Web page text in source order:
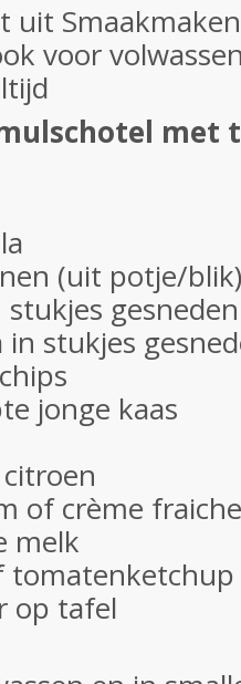
uit
voor
met
(uit potje/blik)
gesneden
stukjes
jonge kaas
of crème fraiche
melk
op tafel